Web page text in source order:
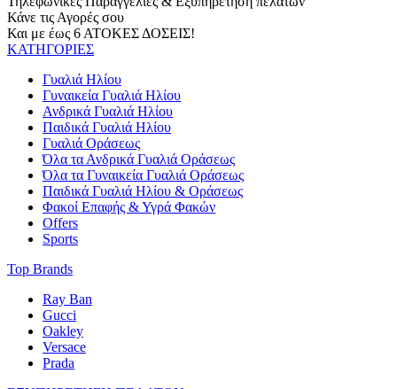
Κάνε τις Αγορές σου
Και με έως 6 ΑΤΟΚΕΣ ΔΟΣΕΙΣ!
ΚΑΤΗΓΟΡΙΕΣ
Γυαλιά Ηλίου
Γυναικεία Γυαλιά Ηλίου
Ανδρικά Γυαλιά Ηλίου
Παιδικά Γυαλιά Ηλίου
Γυαλιά Οράσεως
Όλα τα Ανδρικά Γυαλιά Οράσεως
Όλα τα Γυναικεία Γυαλιά Οράσεως
Παιδικά Γυαλιά Ηλίου & Οράσεως
Φακοί Επαφής & Υγρά Φακών
Offers
Sports
Top Brands
Ray Ban
Gucci
Oakley
Versace
Prada